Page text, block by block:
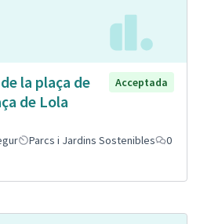
la plaça de
de Lola
Acceptada
Parcs i Jardins Sostenibles
0